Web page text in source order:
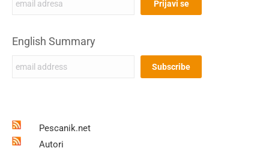
English Summary
Pescanik.net
Autori